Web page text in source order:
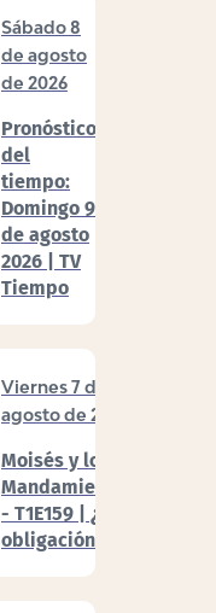
Sábado 8
de agosto
de 2026
Pronóstico
del
tiempo:
Domingo 9
de agosto
2026 | TV
Tiempo
Viernes 7 de
agosto de 2026
Moisés y los 10
Mandamientos
- T1E159 | ¿Por
obligación?